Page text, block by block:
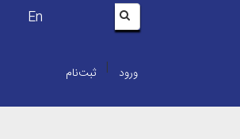
En
ورود | ثبت‌نام